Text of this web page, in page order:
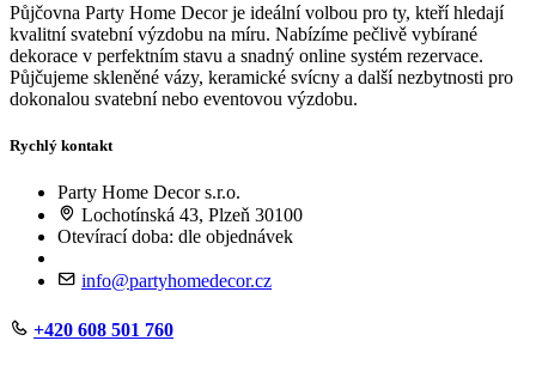
Půjčovna Party Home Decor je ideální volbou pro ty, kteří hledají
kvalitní svatební výzdobu na míru. Nabízíme pečlivě vybírané
dekorace v perfektním stavu a snadný online systém rezervace.
Půjčujeme skleněné vázy, keramické svícny a další nezbytnosti pro
dokonalou svatební nebo eventovou výzdobu.
Rychlý kontakt
Party Home Decor s.r.o.
Lochotínská 43, Plzeň 30100
Otevírací doba: dle objednávek
info@partyhomedecor.cz
+420 608 501 760